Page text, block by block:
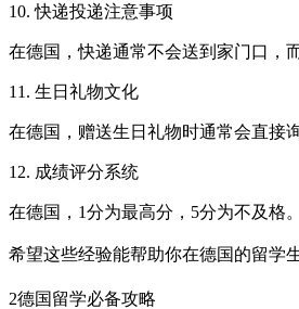
10. 快递投递注意事项
在德国，快递通常不会送到家门口，
11. 生日礼物文化
在德国，赠送生日礼物时通常会直接
12. 成绩评分系统
在德国，1分为最高分，5分为不及格
希望这些经验能帮助你在德国的留学
2德国留学必备攻略